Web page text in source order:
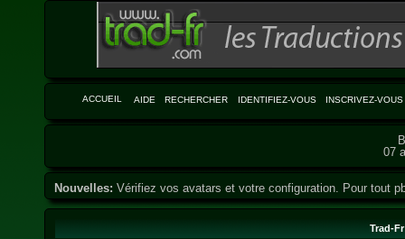
ACCUEIL AIDE RECHERCHER IDENTIFIEZ-VOUS INSCRIVEZ-VOUS
07
Nouvelles: Vérifiez vos avatars et votre configuration. Pour tout
Trad-